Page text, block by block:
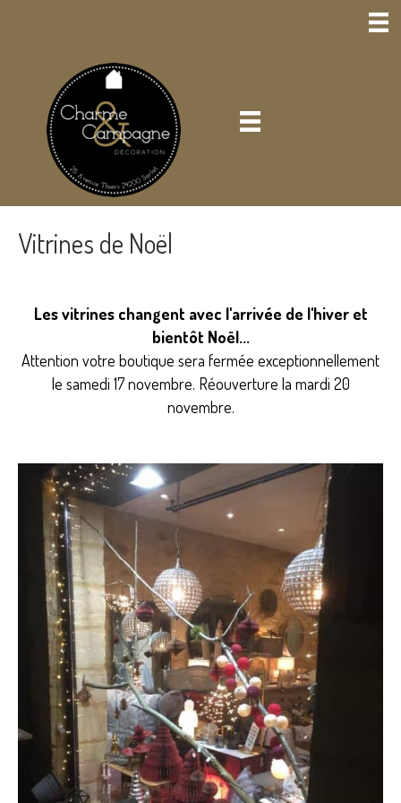
Vitrines de Noël
Les vitrines changent avec l'arrivée de l'hiver et
bientôt Noël...
Attention votre boutique sera fermée exceptionnellement
le samedi 17 novembre. Réouverture la mardi 20
novembre.